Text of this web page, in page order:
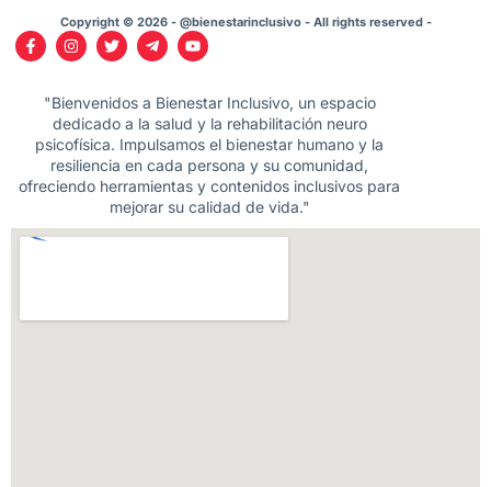
Copyright © 2026 - @bienestarinclusivo - All rights reserved -
"Bienvenidos a Bienestar Inclusivo, un espacio
dedicado a la salud y la rehabilitación neuro
psicofísica. Impulsamos el bienestar humano y la
resiliencia en cada persona y su comunidad,
ofreciendo herramientas y contenidos inclusivos para
mejorar su calidad de vida."